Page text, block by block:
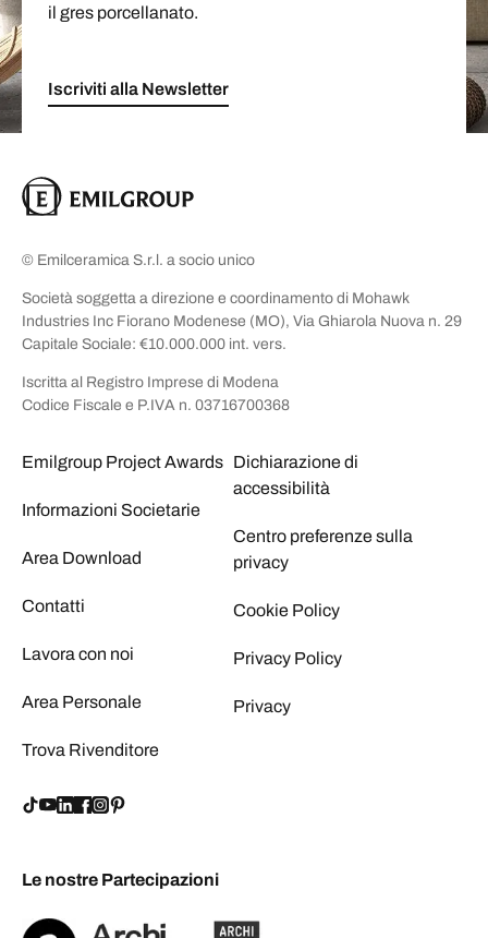
il gres porcellanato.
Iscriviti alla Newsletter
© Emilceramica S.r.l. a socio unico
Società soggetta a direzione e coordinamento di Mohawk
Industries Inc Fiorano Modenese (MO), Via Ghiarola Nuova n. 29
Capitale Sociale: €10.000.000 int. vers.
Iscritta al Registro Imprese di Modena
Codice Fiscale e P.IVA n. 03716700368
Emilgroup Project Awards
Informazioni Societarie
Area Download
Contatti
Lavora con noi
Area Personale
Trova Rivenditore
Dichiarazione di
accessibilità
Centro preferenze sulla
privacy
Cookie Policy
Privacy Policy
Privacy
Le nostre Partecipazioni